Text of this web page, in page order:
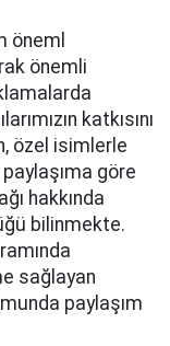
öneml
önemli
katkısını
özel isimlerle
göre
hakkında
bilinmekte.
sağlayan
paylaşım